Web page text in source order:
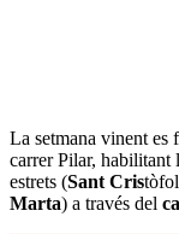
La setmana vinent es
carrer Pilar, habilitant
estrets (Sant Cris
Marta) a través del